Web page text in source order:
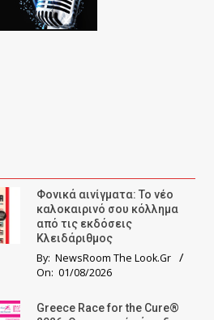
Φονικά αινίγματα: Το νέο
καλοκαιρινό σου κόλλημα
από τις εκδόσεις
Κλειδάριθμος
By: NewsRoom The Look.Gr
On: 01/08/2026
Greece Race for the Cure®